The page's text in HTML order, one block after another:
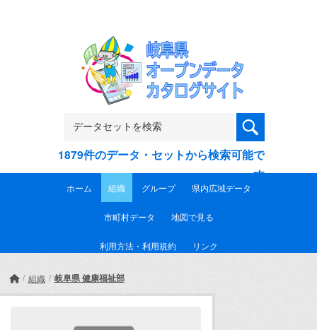
1879件のデータ・セットから検索可能で
す
ホーム 組織 グループ 県内広域データ
市町村データ 地図で見る
利用方法・利用規約 リンク
組織 岐阜県 健康福祉部